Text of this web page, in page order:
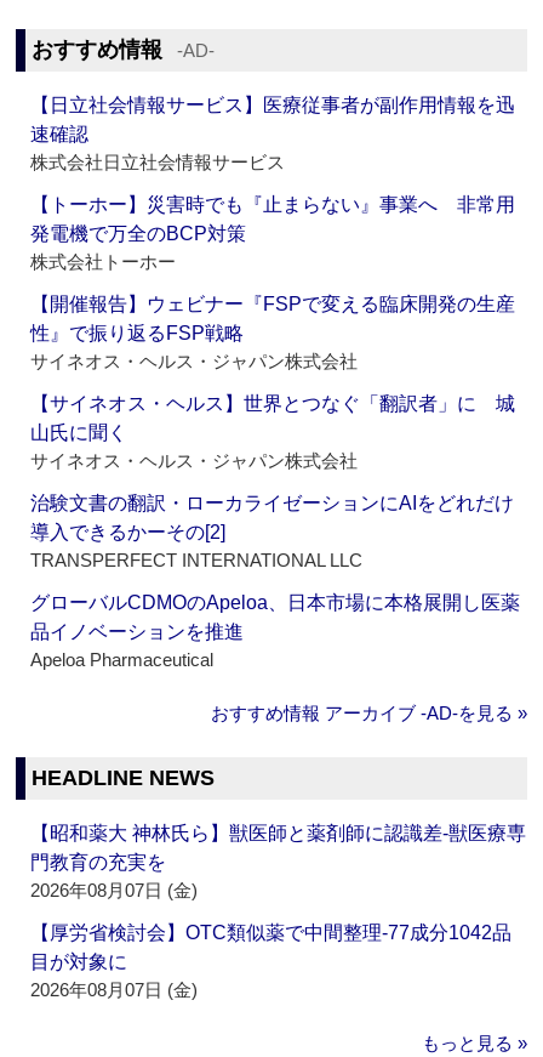
おすすめ情報 ‐AD‐
【日立社会情報サービス】医療従事者が副作用情報を迅
速確認
株式会社日立社会情報サービス
【トーホー】災害時でも『止まらない』事業へ 非常用
発電機で万全のBCP対策
株式会社トーホー
【開催報告】ウェビナー『FSPで変える臨床開発の生産
性』で振り返るFSP戦略
サイネオス・ヘルス・ジャパン株式会社
【サイネオス・ヘルス】世界とつなぐ「翻訳者」に 城
山氏に聞く
サイネオス・ヘルス・ジャパン株式会社
治験文書の翻訳・ローカライゼーションにAIをどれだけ
導入できるかーその[2]
TRANSPERFECT INTERNATIONAL LLC
グローバルCDMOのApeloa、日本市場に本格展開し医薬
品イノベーションを推進
Apeloa Pharmaceutical
おすすめ情報 アーカイブ ‐AD‐を見る »
HEADLINE NEWS
【昭和薬大 神林氏ら】獣医師と薬剤師に認識差‐獣医療専
門教育の充実を
2026年08月07日 (金)
【厚労省検討会】OTC類似薬で中間整理‐77成分1042品
目が対象に
2026年08月07日 (金)
もっと見る »